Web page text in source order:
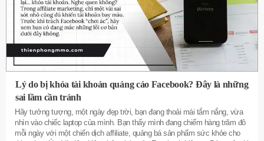
Lý do bị khóa tài khoản quảng cáo Facebook? Đây là những
sai lầm cần tránh
Hãy tưởng tượng, một ngày đẹp trời, bạn đang thoải mái tắm nắng, vừa
nhìn vào chiếc laptop của mình. Bạn thấy mình đang chiếm hàng trăm đô
mỗi ngày với một chiến dịch affiliate, quảng bá sản phẩm sức khỏe cho